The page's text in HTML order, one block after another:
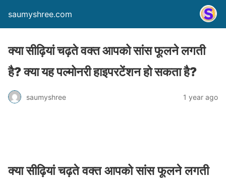
saumyshree.com
क्या सीढ़ियां चढ़ते वक्त आपको सांस फूलने लगती
है? क्या यह पल्मोनरी हाइपरटेंशन हो सकता है?
saumyshree 1 year ago
क्या सीढ़ियां चढ़ते वक्त आपको सांस फूलने लगती